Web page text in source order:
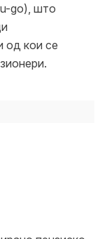
go), што
од кои се